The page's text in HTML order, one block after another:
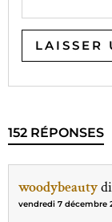
152 RÉPONSES
woodybeauty
vendredi 7 décembre